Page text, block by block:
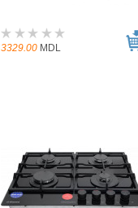
3329.00 MDL